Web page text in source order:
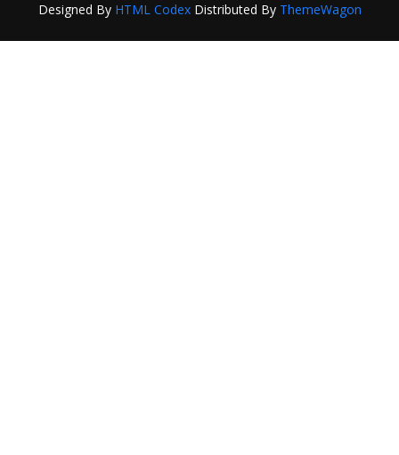
Designed By HTML CodexDistributed By ThemeWagon